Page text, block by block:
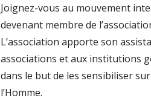
Joignez-vous au mouvement
devenant membre de
L’association apporte son
associations et aux institutions
dans le but de les sensibiliser
l’Homme.